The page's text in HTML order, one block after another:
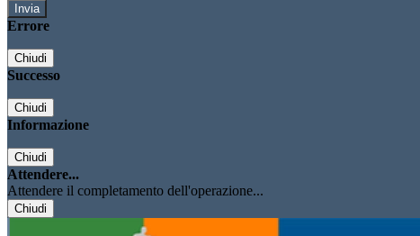
Errore
Chiudi
Successo
Chiudi
Informazione
Chiudi
Attendere...
Attendere il completamento dell'operazione...
Chiudi